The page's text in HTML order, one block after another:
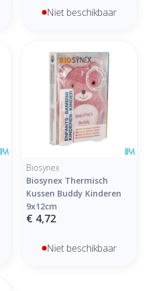
Niet beschikbaar
Biosynex
Biosynex Thermisch
Kussen Buddy Kinderen
9x12cm
€ 4,72
Niet beschikbaar